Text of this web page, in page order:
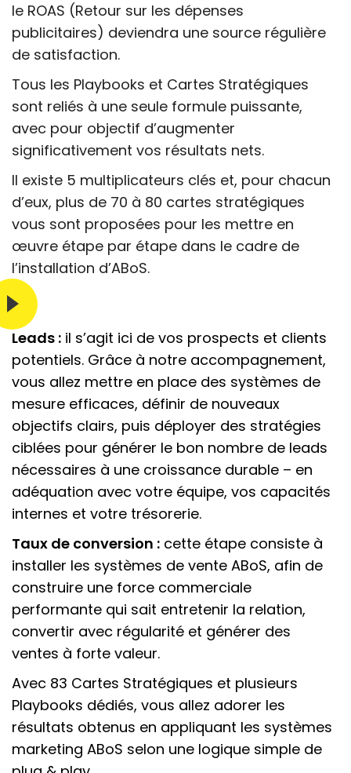
le ROAS (Retour sur les dépenses
publicitaires) deviendra une source régulière
de satisfaction.
Tous les Playbooks et Cartes Stratégiques
sont reliés à une seule formule puissante,
avec pour objectif d’augmenter
significativement vos résultats nets.
Il existe 5 multiplicateurs clés et, pour chacun
d’eux, plus de 70 à 80 cartes stratégiques
vous sont proposées pour les mettre en
œuvre étape par étape dans le cadre de
l’installation d’ABoS.
Leads : il s’agit ici de vos prospects et clients
potentiels. Grâce à notre accompagnement,
vous allez mettre en place des systèmes de
mesure efficaces, définir de nouveaux
objectifs clairs, puis déployer des stratégies
ciblées pour générer le bon nombre de leads
nécessaires à une croissance durable – en
adéquation avec votre équipe, vos capacités
internes et votre trésorerie.
Taux de conversion : cette étape consiste à
installer les systèmes de vente ABoS, afin de
construire une force commerciale
performante qui sait entretenir la relation,
convertir avec régularité et générer des
ventes à forte valeur.
Avec 83 Cartes Stratégiques et plusieurs
Playbooks dédiés, vous allez adorer les
résultats obtenus en appliquant les systèmes
marketing ABoS selon une logique simple de